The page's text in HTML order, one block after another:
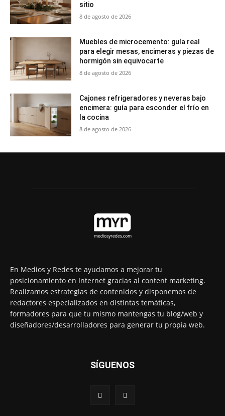
sitio
8 de agosto de 2026
Muebles de microcemento: guía real
para elegir mesas, encimeras y piezas de
hormigón sin equivocarte
8 de agosto de 2026
Cajones refrigeradores y neveras bajo
encimera: guía para esconder el frío en
la cocina
8 de agosto de 2026
En Medios y Redes te ayudamos a mejorar tu
posicionamiento en Internet gracias al content marketing.
Realizamos estrategias de contenidos y disponemos de
redactores especializados en distintas temáticas,
formadores para que tu mismo mantengas tu blog/web y
diseñadores/desarrolladores para generar tu propia web.
SÍGUENOS